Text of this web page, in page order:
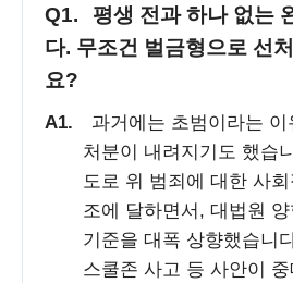
Q1.
평생 전과 하나 없는
다. 무조건 벌금형으로 선
요?
A1.
과거에는 초범이라는
처분이 내려지기도 했습
도로 위 범죄에 대한 사
조에 달하면서, 대법원
기준을 대폭 상향했습니
스쿨존 사고 등 사안이